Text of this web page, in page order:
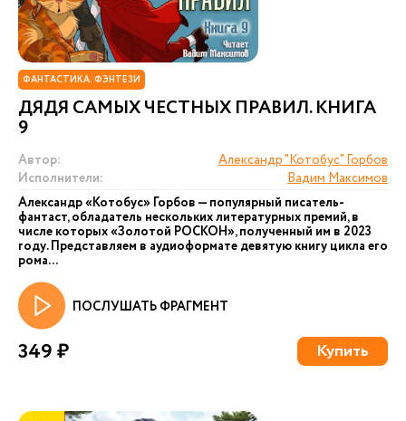
ФАНТАСТИКА. ФЭНТЕЗИ
ДЯДЯ САМЫХ ЧЕСТНЫХ ПРАВИЛ. КНИГА
9
Автор:
Александр "Котобус" Горбов
Исполнители:
Вадим Максимов
Александр «Котобус» Горбов — популярный писатель-
фантаст, обладатель нескольких литературных премий, в
числе которых «Золотой РОСКОН», полученный им в 2023
году. Представляем в аудиоформате девятую книгу цикла его
рома...
ПОСЛУШАТЬ ФРАГМЕНТ
349 ₽ Купить